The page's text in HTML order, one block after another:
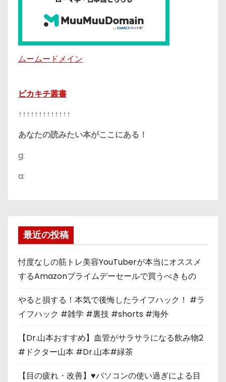
ムームードメイン
ピカキチ叢書
↑↑↑↑↑↑↑↑↑↑↑↑↑
あなたの読みたい本がここにある！
g:
a:
最近の投稿
忖度なしの筋トレ美容YouTuberが本当にオススメ
するAmazonプライムデーセールで買うべきもの
やると損する！本気で後悔したライフハック！ #ラ
イフハック #雑学 #裏技 #shorts #海外
【Dr.山本おすすめ】血管がサラサラになる飲み物2
#ドクター山本 #Dr.山本#緑茶
【目の疲れ・改善】♥パソコンの使い過ぎによる目